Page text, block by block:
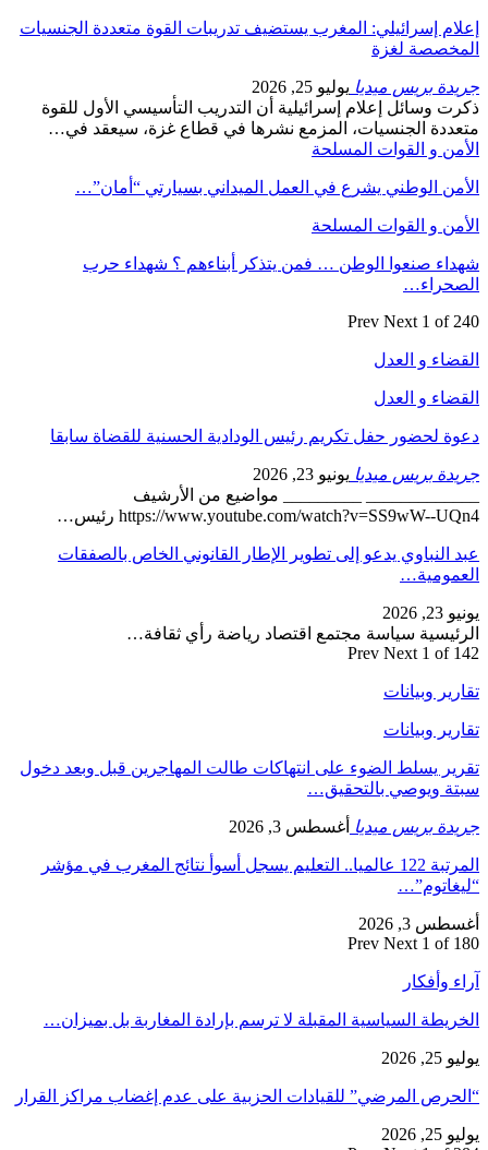
إعلام إسرائيلي: المغرب يستضيف تدريبات القوة متعددة الجنسيات
المخصصة لغزة
جريدة بريس ميديا يوليو 25, 2026
ذكرت وسائل إعلام إسرائيلية أن التدريب التأسيسي الأول للقوة
متعددة الجنسيات، المزمع نشرها في قطاع غزة، سيعقد في…
الأمن و القوات المسلحة
الأمن الوطني يشرع في العمل الميداني بسيارتي “أمان”…
الأمن و القوات المسلحة
شهداء صنعوا الوطن … فمن يتذكر أبناءهم ؟ شهداء حرب
الصحراء…
Prev Next 1 of 240
القضاء و العدل
القضاء و العدل
دعوة لحضور حفل تكريم رئيس الودادية الحسنية للقضاة سابقا
جريدة بريس ميديا يونيو 23, 2026
_____________ _________ مواضيع من الأرشيف
https://www.youtube.com/watch?v=SS9wW--UQn4 رئيس…
عبد النباوي يدعو إلى تطوير الإطار القانوني الخاص بالصفقات
العمومية…
يونيو 23, 2026
الرئيسية سياسة مجتمع اقتصاد رياضة رأي ثقافة…
Prev Next 1 of 142
تقارير وبيانات
تقارير وبيانات
تقرير يسلط الضوء على انتهاكات طالت المهاجرين قبل وبعد دخول
سبتة ويوصي بالتحقيق…
جريدة بريس ميديا أغسطس 3, 2026
المرتبة 122 عالميا.. التعليم يسجل أسوأ نتائج المغرب في مؤشر
“ليغاتوم”…
أغسطس 3, 2026
Prev Next 1 of 180
آراء وأفكار
الخريطة السياسية المقبلة لا ترسم بإرادة المغاربة بل بميزان…
يوليو 25, 2026
“الحرص المرضي” للقيادات الحزبية على عدم إغضاب مراكز القرار
يوليو 25, 2026